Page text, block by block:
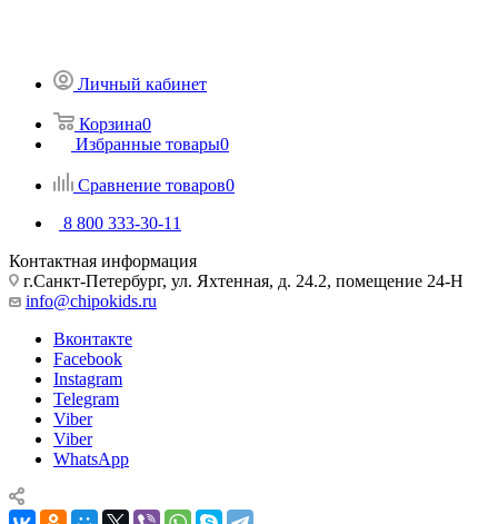
Личный кабинет
Корзина0
Избранные товары0
Сравнение товаров0
8 800 333-30-11
Контактная информация
г.Санкт-Петербург, ул. Яхтенная, д. 24.2, помещение 24-Н
info@chipokids.ru
Вконтакте
Facebook
Instagram
Telegram
Viber
Viber
WhatsApp